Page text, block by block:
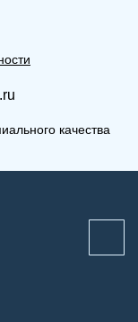
качества